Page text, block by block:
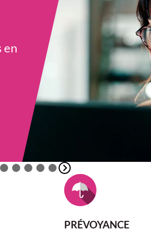
précédente Diapositive suivante
en
PRÉVOYANCE